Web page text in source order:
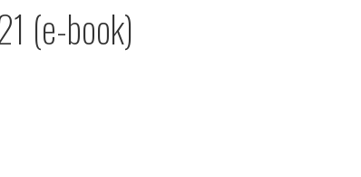
(e-book)